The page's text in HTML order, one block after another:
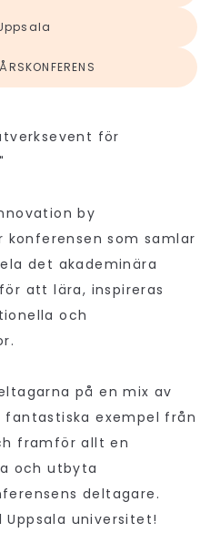
för
by
konferensen som samlar
det akademinära
att lära, inspireras
och
på en mix av
fantastiska exempel från
framför allt en
och utbyta
deltagare.
universitet!